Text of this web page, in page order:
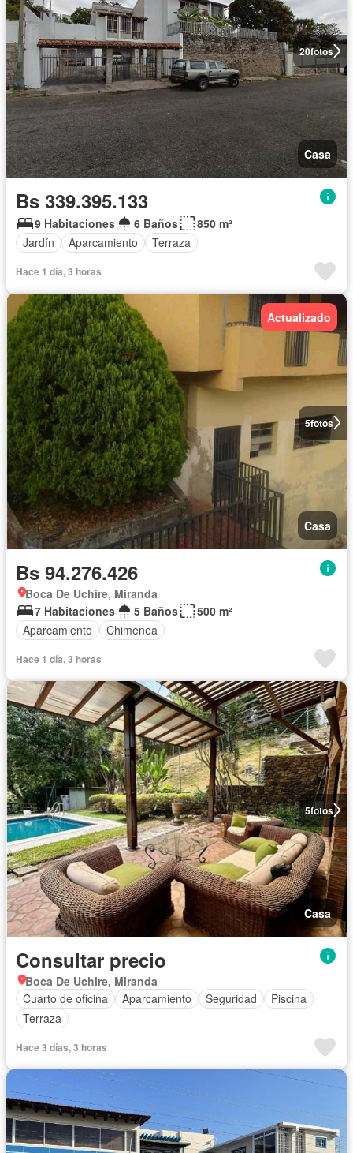
20fotos
Casa
Bs 339.395.133
9 Habitaciones 6 Baños
850 m²
Jardín
Aparcamiento Terraza
Hace 1 día, 3 horas
5fotos
Actualizado
Casa
Bs 94.276.426
Boca De Uchire, Miranda
7 Habitaciones
5 Baños
500 m²
Aparcamiento
Chimenea
Hace 1 día, 3 horas
5fotos
Casa
Consultar precio
Boca De Uchire, Miranda
Cuarto de oficina
Aparcamiento Seguridad
Piscina
Terraza
Hace 3 días, 3 horas